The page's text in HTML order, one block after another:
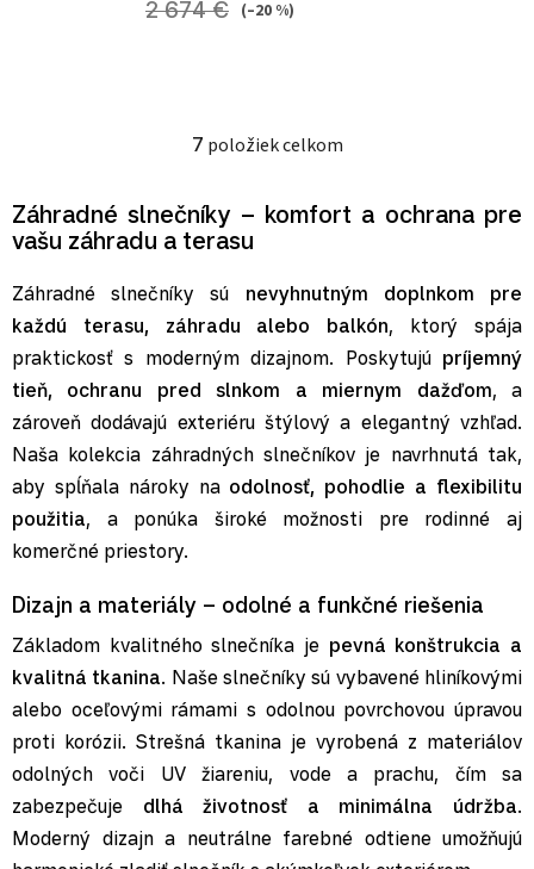
2 674 € (–20 %)
Ovládacie prvky výpisu
7 položiek celkom
Záhradné slnečníky – komfort a ochrana pre
vašu záhradu a terasu
Záhradné slnečníky sú nevyhnutným doplnkom pre
každú terasu, záhradu alebo balkón, ktorý spája
praktickosť s moderným dizajnom. Poskytujú príjemný
tieň, ochranu pred slnkom a miernym dažďom, a
zároveň dodávajú exteriéru štýlový a elegantný vzhľad.
Naša kolekcia záhradných slnečníkov je navrhnutá tak,
aby spĺňala nároky na odolnosť, pohodlie a flexibilitu
použitia, a ponúka široké možnosti pre rodinné aj
komerčné priestory.
Dizajn a materiály – odolné a funkčné riešenia
Základom kvalitného slnečníka je pevná konštrukcia a
kvalitná tkanina. Naše slnečníky sú vybavené hliníkovými
alebo oceľovými rámami s odolnou povrchovou úpravou
proti korózii. Strešná tkanina je vyrobená z materiálov
odolných voči UV žiareniu, vode a prachu, čím sa
zabezpečuje dlhá životnosť a minimálna údržba.
Moderný dizajn a neutrálne farebné odtiene umožňujú